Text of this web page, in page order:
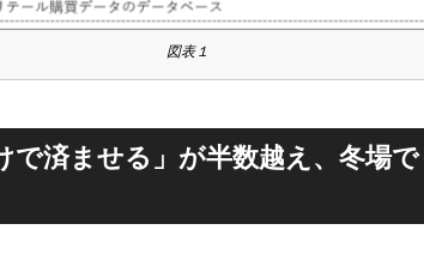
図表１
で済ませる」が半数越え、冬場